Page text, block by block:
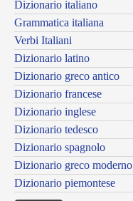
Dizionario italiano
Grammatica italiana
Verbi Italiani
Dizionario latino
Dizionario greco antico
Dizionario francese
Dizionario inglese
Dizionario tedesco
Dizionario spagnolo
Dizionario greco moderno
Dizionario piemontese